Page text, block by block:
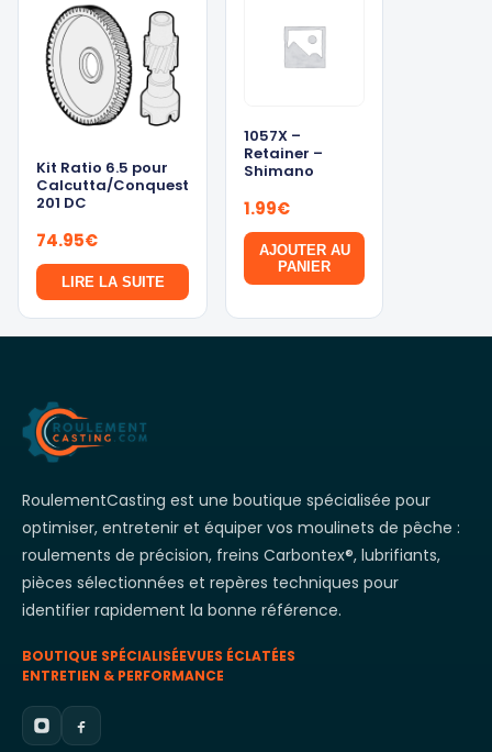
plusieurs
variations.
Les
options
peuvent
choisies
sur
la
page
du
produit
Kit Ratio 6.5 pour
Calcutta/Conquest
201 DC
74.95€
LIRE LA SUITE
1057X –
Retainer –
Shimano
1.99€
AJOUTER AU
PANIER
RoulementCasting est une boutique spécialisée pour
optimiser, entretenir et équiper vos moulinets de pêche :
roulements de précision, freins Carbontex®, lubrifiants,
pièces sélectionnées et repères techniques pour
identifier rapidement la bonne référence.
BOUTIQUE SPÉCIALISÉEVUES ÉCLATÉES
ENTRETIEN & PERFORMANCE